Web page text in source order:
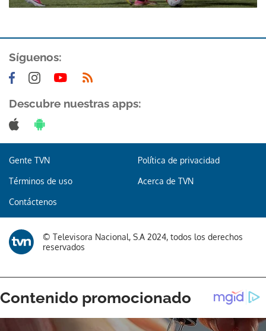
Síguenos:
Descubre nuestras apps:
Gente TVN Política de privacidad
Términos de uso Acerca de TVN
Contáctenos
© Televisora Nacional, S.A 2024, todos los derechos
reservados